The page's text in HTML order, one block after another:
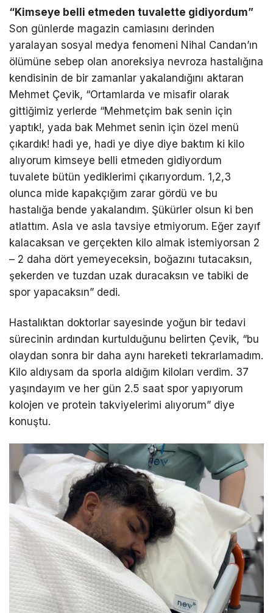
“Kimseye belli etmeden tuvalette gidiyordum”
Son günlerde magazin camiasını derinden
yaralayan sosyal medya fenomeni Nihal Candan’ın
ölümüne sebep olan anoreksiya nevroza hastalığına
kendisinin de bir zamanlar yakalandığını aktaran
Mehmet Çevik, “Ortamlarda ve misafir olarak
gittiğimiz yerlerde “Mehmetçim bak senin için
yaptık!, yada bak Mehmet senin için özel menü
çıkardık! hadi ye, hadi ye diye diye baktım ki kilo
alıyorum kimseye belli etmeden gidiyordum
tuvalete bütün yediklerimi çıkarıyordum. 1,2,3
olunca mide kapakçığım zarar gördü ve bu
hastalığa bende yakalandım. Şükürler olsun ki ben
atlattım. Asla ve asla tavsiye etmiyorum. Eğer zayıf
kalacaksan ve gerçekten kilo almak istemiyorsan 2
– 2 daha dört yemeyeceksin, boğazını tutacaksın,
şekerden ve tuzdan uzak duracaksın ve tabiki de
spor yapacaksın” dedi.
Hastalıktan doktorlar sayesinde yoğun bir tedavi
sürecinin ardından kurtulduğunu belirten Çevik, “bu
olaydan sonra bir daha aynı hareketi tekrarlamadım.
Kilo aldıysam da sporla aldığım kiloları verdim. 37
yaşındayım ve her gün 2.5 saat spor yapıyorum
kolojen ve protein takviyelerimi alıyorum” diye
konuştu.